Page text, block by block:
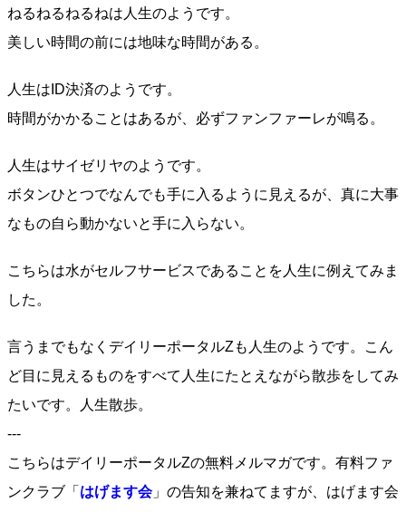
ねるねるねるねは人生のようです。
美しい時間の前には地味な時間がある。
人生はID決済のようです。
時間がかかることはあるが、必ずファンファーレが鳴る。
人生はサイゼリヤのようです。
ボタンひとつでなんでも手に入るように見えるが、真に大事
なもの自ら動かないと手に入らない。
こちらは水がセルフサービスであることを人生に例えてみま
した。
言うまでもなくデイリーポータルZも人生のようです。こん
ど目に見えるものをすべて人生にたとえながら散歩をしてみ
たいです。人生散歩。
---
こちらはデイリーポータルZの無料メルマガです。有料ファ
ンクラブ「 はげます会」の告知を兼ねてますが、はげます会